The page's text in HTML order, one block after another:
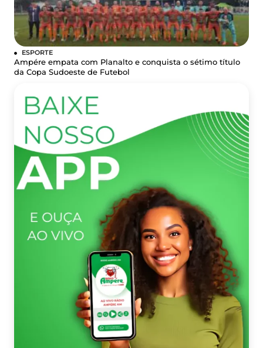
ESPORTE
Ampére empata com Planalto e conquista o sétimo título
da Copa Sudoeste de Futebol